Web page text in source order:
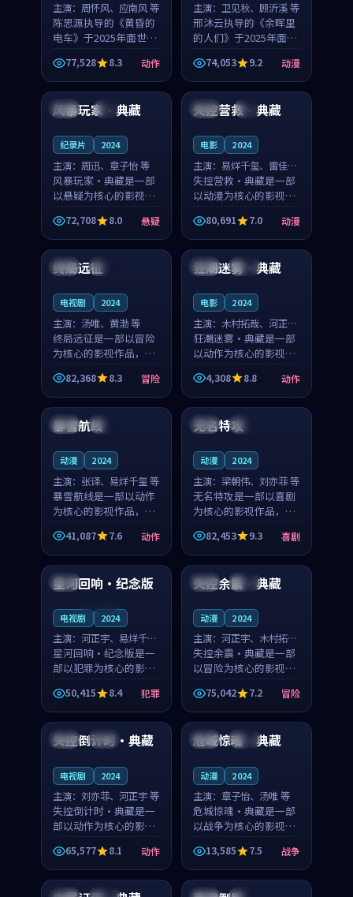
主演： 周怀风、应南风 等
陈思源执导的《黄昏的
电车》于2025年面世，
日本的城市气质与渔村
故事的人物心境共同构
筑了影片基调。周怀
风、应南风用细腻的表
演撑起整部动作电影，
77,528 8.3 动作
主演： 卫见秋、顾沂溪 等
邢沐云执导的《余晖里
的人们》于2025年面
世，泰国的城市气质与
小镇生活的人物心境共
同构筑了影片基调。卫
见秋、顾沂溪用细腻的
表演撑起整部动漫电
74,053 9.2 动漫
美国 4K
风暴玩家·典藏
纪录片 2024
主演： 周迅、章子怡 等
风暴玩家·典藏是一部
以悬疑为核心的影视作
品，围绕危机、反转与
人物成长展开，整体节
奏紧凑，值得推荐观
看。
72,708 8.0 悬疑
泰国 4K
失控营救·典藏
电影 2024
主演： 易烊千玺、雷佳音
等
失控营救·典藏是一部
以动漫为核心的影视作
品，围绕危机、反转与
人物成长展开，整体节
奏紧凑，值得推荐观
看。
80,691 7.0 动漫
中国 热播
终局远征
电视剧 2024
主演： 汤唯、黄渤 等
终局远征是一部以冒险
为核心的影视作品，围
绕危机、反转与人物成
长展开，整体节奏紧
凑，值得推荐观看。
82,368 8.3 冒险
泰国 高分
狂潮迷雾·典藏
电影 2024
主演： 木村拓哉、河正宇
等
狂潮迷雾·典藏是一部
以动作为核心的影视作
品，围绕危机、反转与
人物成长展开，整体节
奏紧凑，值得推荐观
看。
4,308 8.8 动作
中国 院线
暴雪航线
动漫 2024
主演： 张译、易烊千玺 等
暴雪航线是一部以动作
为核心的影视作品，围
绕危机、反转与人物成
长展开，整体节奏紧
凑，值得推荐观看。
41,087 7.6 动作
中国 独播
无名特攻
动漫 2024
主演： 梁朝伟、刘亦菲 等
无名特攻是一部以喜剧
为核心的影视作品，围
绕危机、反转与人物成
长展开，整体节奏紧
凑，值得推荐观看。
82,453 9.3 喜剧
美国
星河回响·纪念版
电视剧 2024
主演： 河正宇、易烊千玺
等
星河回响·纪念版是一
部以犯罪为核心的影视
作品，围绕危机、反转
与人物成长展开，整体
节奏紧凑，值得推荐观
看。
50,415 8.4 犯罪
日本 热播
失控余震·典藏
动漫 2024
主演： 河正宇、木村拓哉
等
失控余震·典藏是一部
以冒险为核心的影视作
品，围绕危机、反转与
人物成长展开，整体节
奏紧凑，值得推荐观
看。
75,042 7.2 冒险
泰国 院线
失控倒计时·典藏
电视剧 2024
主演： 刘亦菲、河正宇 等
失控倒计时·典藏是一
部以动作为核心的影视
作品，围绕危机、反转
与人物成长展开，整体
节奏紧凑，值得推荐观
看。
65,577 8.1 动作
泰国 完结
危城惊魂·典藏
动漫 2024
主演： 章子怡、汤唯 等
危城惊魂·典藏是一部
以战争为核心的影视作
品，围绕危机、反转与
人物成长展开，整体节
奏紧凑，值得推荐观
看。
13,585 7.5 战争